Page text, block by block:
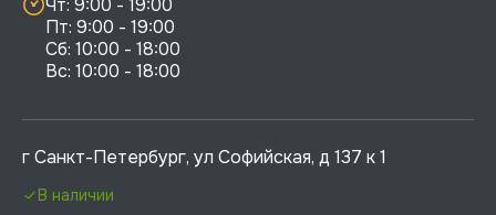
Пт: 9:00 - 19:00
Сб: 10:00 - 18:00
г Санкт-Петербург, ул Софийская, д 137 к 1
В наличии